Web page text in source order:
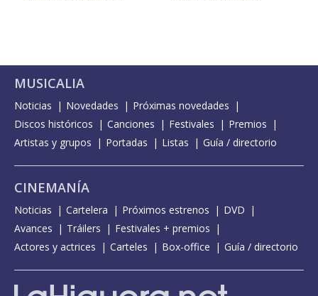
MUSICALIA
Noticias Novedades
Próximas novedades
Discos históricos
Canciones Festivales
Premios
Artistas y grupos
Portadas Listas Guía / directorio
CINEMANÍA
Noticias Cartelera Próximos estrenos
DVD
Avances
Tráilers
Festivales + premios
Actores y actrices
Carteles Box-office Guía / directorio